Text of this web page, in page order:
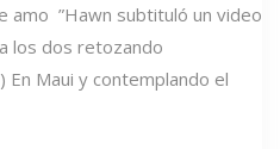
amo ️ ”Hawn subtituló un video
los dos retozando
Maui y contemplando el